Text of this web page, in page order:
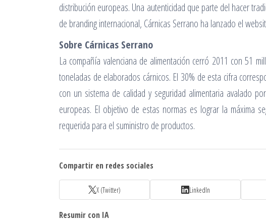
distribución europeas. Una autenticidad que parte del hacer
de branding internacional, Cárnicas Serrano ha lanzado el
Sobre Cárnicas Serrano
La compañía valenciana de alimentación cerró 2011 con 51
toneladas de elaborados cárnicos. El 30% de esta cifra
con un sistema de calidad y seguridad alimentaria avalado
europeas. El objetivo de estas normas es lograr la máxima
requerida para el suministro de productos.
Compartir en redes sociales
X (Twitter) LinkedIn
Resumir con IA